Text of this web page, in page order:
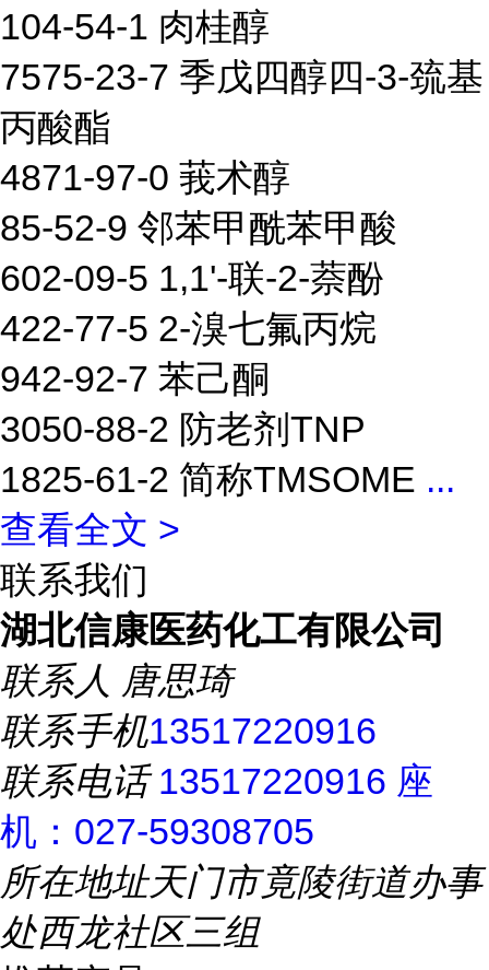
104-54-1 肉桂醇
7575-23-7 季戊四醇四-3-巯基
丙酸酯
4871-97-0 莪术醇
85-52-9 邻苯甲酰苯甲酸
602-09-5 1,1'-联-2-萘酚
422-77-5 2-溴七氟丙烷
942-92-7 苯己酮
3050-88-2 防老剂TNP
1825-61-2 简称TMSOME ...
查看全文 >
联系我们
湖北信康医药化工有限公司
联系人 唐思琦
联系手机13517220916
联系电话13517220916 座
机：027-59308705
所在地址天门市竟陵街道办事
处西龙社区三组